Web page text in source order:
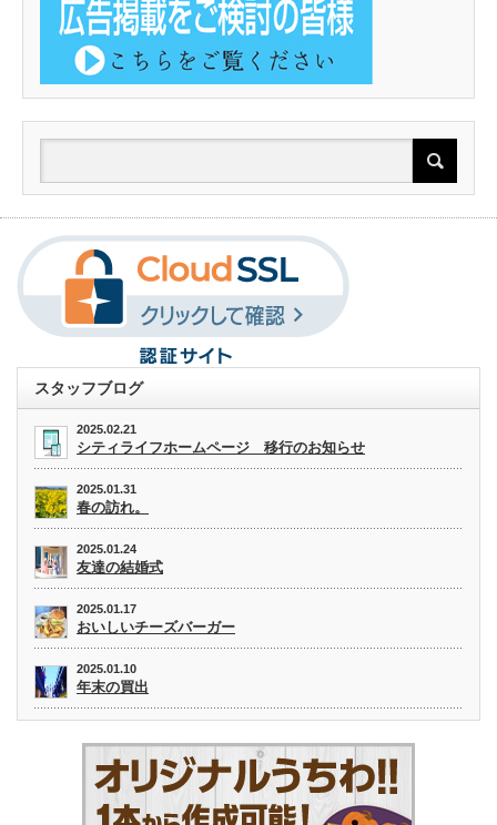
スタッフブログ
2025.02.21
シティライフホームページ 移行のお知らせ
2025.01.31
春の訪れ。
2025.01.24
友達の結婚式
2025.01.17
おいしいチーズバーガー
2025.01.10
年末の買出